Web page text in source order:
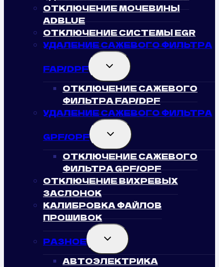
ОТКЛЮЧЕНИЕ МОЧЕВИНЫ
ADBLUE
ОТКЛЮЧЕНИЕ СИСТЕМЫ EGR
УДАЛЕНИЕ САЖЕВОГО ФИЛЬТРА
FAP/DPF TOGGLE
CHILD
MENU
ОТКЛЮЧЕНИЕ САЖЕВОГО
ФИЛЬТРА FAP/DPF
УДАЛЕНИЕ САЖЕВОГО ФИЛЬТРА
GPF/OPF TOGGLE
CHILD
MENU
ОТКЛЮЧЕНИЕ САЖЕВОГО
ФИЛЬТРА GPF/OPF
ОТКЛЮЧЕНИЕ ВИХРЕВЫХ
ЗАСЛОНОК
КАЛИБРОВКА ФАЙЛОВ
ПРОШИВОК
РАЗНОЕ TOGGLE
CHILD
MENU
АВТОЭЛЕКТРИКА